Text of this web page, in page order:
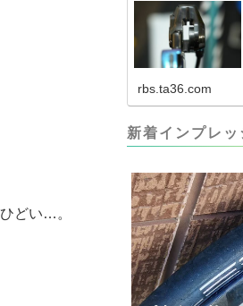
どい…。
rbs.ta36.com
新着インプレッ